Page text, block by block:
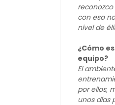
con eso
nivel de
¿Cómo
equipo?
El
por ellos,
unos días